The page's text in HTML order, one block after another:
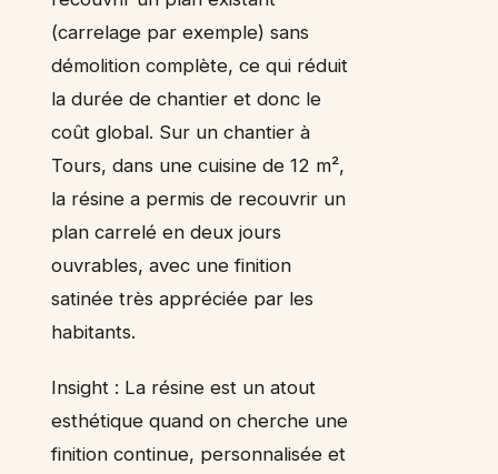
(carrelage par exemple) sans
démolition complète, ce qui réduit
la durée de chantier et donc le
coût global. Sur un chantier à
Tours, dans une cuisine de 12 m²,
la résine a permis de recouvrir un
plan carrelé en deux jours
ouvrables, avec une finition
satinée très appréciée par les
habitants.
Insight : La résine est un atout
esthétique quand on cherche une
finition continue, personnalisée et